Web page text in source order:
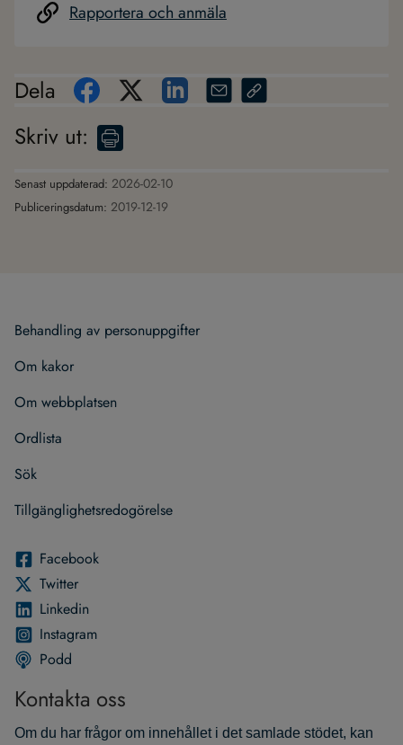
Rapportera och anmäla
Dela
Skriv ut:
Senast uppdaterad: 2026-02-10
Publiceringsdatum: 2019-12-19
Behand­ling av per­son­upp­gif­ter
Om kakor
Om webb­plat­sen
Ord­lista
Sök
Till­gäng­lig­hets­re­do­gö­relse
Face­book
Twit­ter
Lin­ke­din
Instagram
Podd
Kontakta oss
Om du har frågor om innehållet i det samlade stödet, kan